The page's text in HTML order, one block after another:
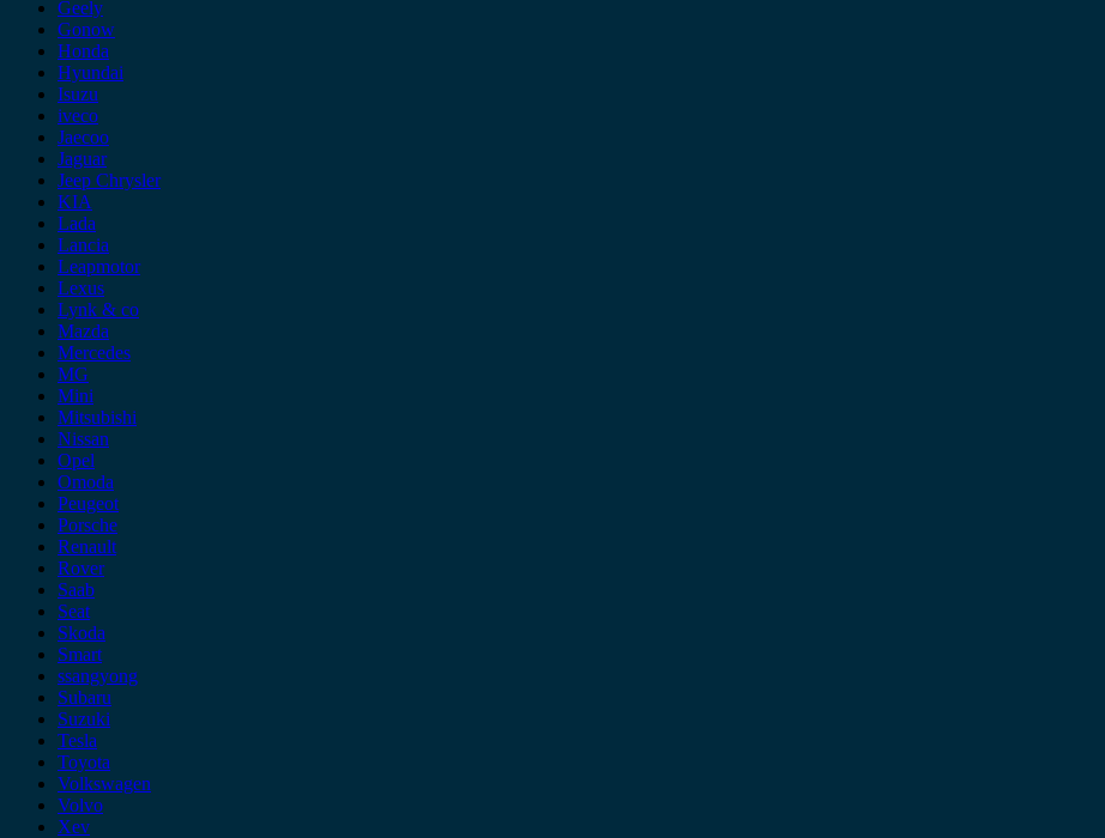
Geely
Gonow
Honda
Hyundai
Isuzu
iveco
Jaecoo
Jaguar
Jeep Chrysler
KIA
Lada
Lancia
Leapmotor
Lexus
Lynk & co
Mazda
Mercedes
MG
Mini
Mitsubishi
Nissan
Opel
Omoda
Peugeot
Porsche
Renault
Rover
Saab
Seat
Skoda
Smart
ssangyong
Subaru
Suzuki
Tesla
Toyota
Volkswagen
Volvo
Xev